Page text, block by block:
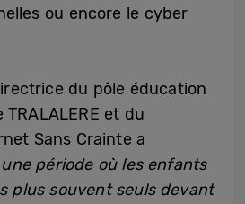
ou encore le cyber
du pôle éducation
et du
Sans Crainte a
période où les enfants
plus souvent seuls devant